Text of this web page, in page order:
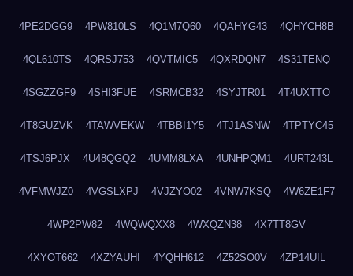
4PE2DGG9 4PW810LS 4Q1M7Q60 4QAHYG43 4QHYCH8B
4QL610TS 4QRSJ753 4QVTMIC5 4QXRDQN7 4S31TENQ
4SGZZGF9 4SHI3FUE 4SRMCB32 4SYJTR01 4T4UXTTO
4T8GUZVK 4TAWVEKW 4TBBI1Y5 4TJ1ASNW 4TPTYC45
4TSJ6PJX 4U48QGQ2 4UMM8LXA 4UNHPQM1 4URT243L
4VFMWJZ0 4VGSLXPJ 4VJZYO02 4VNW7KSQ 4W6ZE1F7
4WP2PW82 4WQWQXX8 4WXQZN38 4X7TT8GV
4XYOT662 4XZYAUHI 4YQHH612 4Z52SO0V 4ZP14UIL